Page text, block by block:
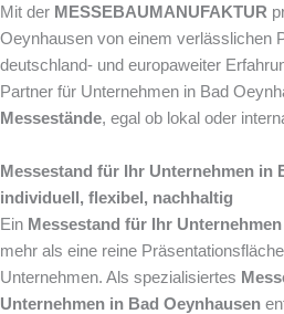
Mit der MESSEBAUMANUFAKTUR
Oeynhausen von einem verlässlichen
deutschland- und europaweiter
Partner für Unternehmen in Bad
Messestände, egal ob lokal oder
Messestand für Ihr Unternehmen in
individuell, flexibel, nachhaltig
Ein Messestand für Ihr
mehr als eine reine
Unternehmen. Als spezialisiertes
Unternehmen in Bad Oeynhausen